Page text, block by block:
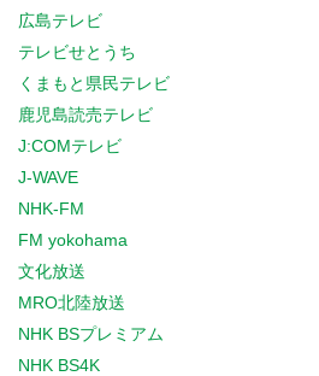
広島テレビ
テレビせとうち
くまもと県民テレビ
鹿児島読売テレビ
J:COMテレビ
J-WAVE
NHK-FM
FM yokohama
文化放送
MRO北陸放送
NHK BSプレミアム
NHK BS4K